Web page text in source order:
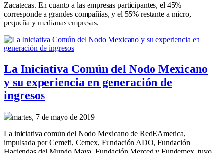
Zacatecas. En cuanto a las empresas participantes, el 45%
corresponde a grandes compañías, y el 55% restante a micro,
pequeña y medianas empresas.
La Iniciativa Común del Nodo Mexicano
y su experiencia en generación de
ingresos
martes, 7 de mayo de 2019
La iniciativa común del Nodo Mexicano de RedEAmérica,
impulsada por Cemefi, Cemex, Fundación ADO, Fundación
Haciendas del Mundo Maya, Fundación Merced y Fundemex, tuvo